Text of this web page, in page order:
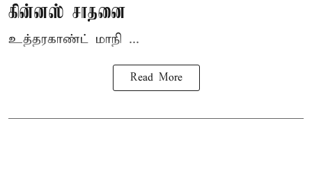
கின்னஸ் சாதனை
உத்தரகாண்ட் மாநி ...
Read More